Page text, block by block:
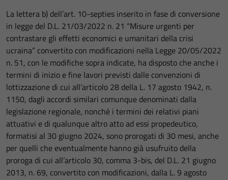
La lettera b) dell’art. 10-septies inserito in fase di conversione
in legge del D.L. 21/03/2022 n. 21 “Misure urgenti per
contrastare gli effetti economici e umanitari della crisi
ucraina” convertito con modificazioni nella Legge 20/05/2022
n. 51, con le modifiche sopra indicate, ha disposto che anche i
termini di inizio e fine lavori previsti dalle convenzioni di
lottizzazione di cui all’articolo 28 della L. 17 agosto 1942, n.
1150, dagli accordi similari comunque denominati dalla
legislazione regionale, nonché i termini dei relativi piani
attuativi e di qualunque altro atto ad essi propedeutico,
formatisi al 30 giugno 2024, sono prorogati di 30 mesi, anche
per quelli che eventualmente hanno già usufruito della
proroga di cui all’articolo 30, comma 3-bis, del D.L. 21 giugno
2013, n. 69, convertito con modificazioni, dalla L. 9 agosto